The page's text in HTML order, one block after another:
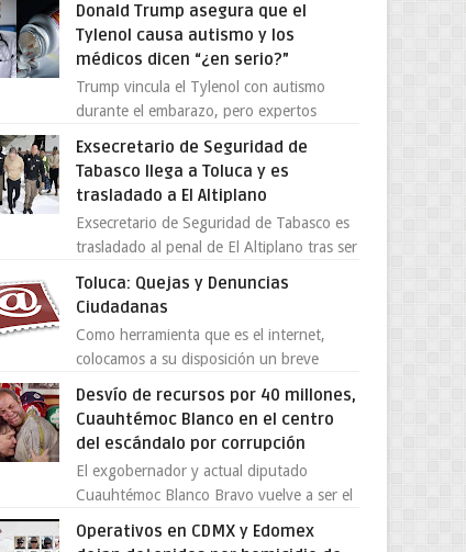
programa Jimmy Kimmel Live! ...
Donald Trump asegura que el
Tylenol causa autismo y los
médicos dicen “¿en serio?”
Trump vincula el Tylenol con autismo
durante el embarazo, pero expertos
nuevo episodio de declaraciones...
Exsecretario de Seguridad de
Tabasco llega a Toluca y es
trasladado a El Altiplano
Exsecretario de Seguridad de Tabasco es
trasladado al penal de El Altiplano tras ser
Seguridad Públi...
Toluca: Quejas y Denuncias
Ciudadanas
Como herramienta que es el internet,
colocamos a su disposición un breve
directorio donde si tiene alguna queja o
denuncia ciudadana la e...
Desvío de recursos por 40 millones,
Cuauhtémoc Blanco en el centro
del escándalo por corrupción
El exgobernador y actual diputado
Cuauhtémoc Blanco Bravo vuelve a ser el
enfrentando señalamientos por...
Operativos en CDMX y Edomex